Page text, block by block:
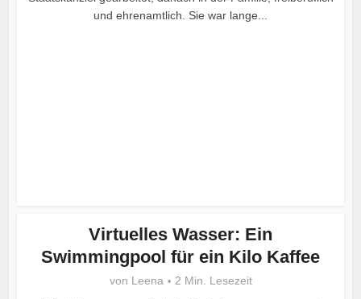
und ehrenamtlich. Sie war lange...
Virtuelles Wasser: Ein
Swimmingpool für ein Kilo Kaffee
von Leena
2 Min. Lesezeit